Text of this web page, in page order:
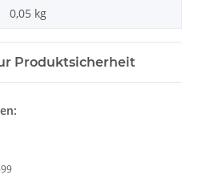
0,05 kg
Produktsicherheit